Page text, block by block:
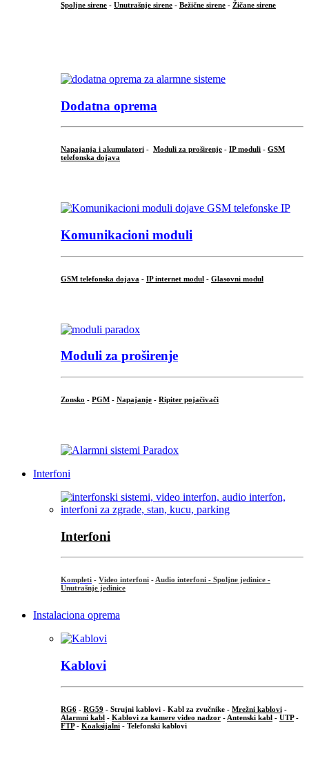
Spoljne sirene - Unutrašnje sirene - Bežične sirene - Žičane sirene
Dodatna oprema
Napajanja i akumulatori - Moduli za proširenje - IP moduli - GSM
telefonska dojava
Komunikacioni moduli
GSM telefonska dojava - IP internet modul - Glasovni modul
Moduli za proširenje
Zonsko - PGM - Napajanje - Ripiter pojačivači
Interfoni
Interfoni
Kompleti - Video interfoni - Audio interfoni - Spoljne jedinice -
Unutrašnje jedinice
Instalaciona oprema
Kablovi
RG6 - RG59 - Strujni kablovi - Kabl za zvučnike - Mrežni kablovi -
Alarmni kabl - Kablovi za kamere video nadzor - Antenski kabl - UTP-
FTP- Koaksijalni - Telefonski kablovi